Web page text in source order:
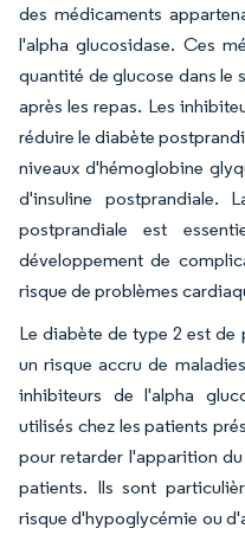
des médicaments
l'alpha glucosidase. Ces
quantité de glucose dans le
après les repas. Les
réduire le diabète
niveaux d'hémoglobine
d'insuline postprandiale.
postprandiale est
développement de
risque de problèmes
Le diabète de type 2 est de
un risque accru de
inhibiteurs de l'alpha
utilisés chez les patients
pour retarder l'apparition
patients. Ils sont
risque d'hypoglycémie ou